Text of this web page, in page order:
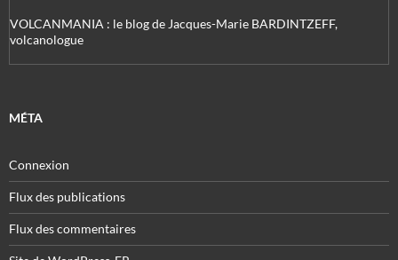
VOLCANMANIA : le blog de Jacques-Marie BARDINTZEFF,
volcanologue
MÉTA
Connexion
Flux des publications
Flux des commentaires